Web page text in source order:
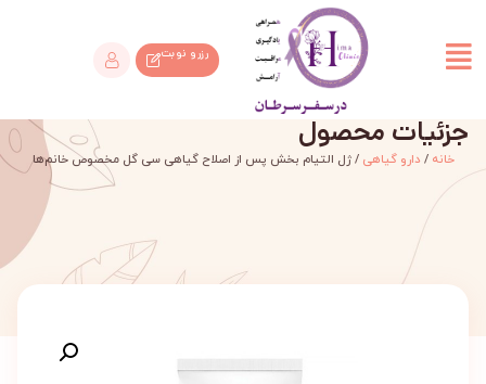
رزرو نوبت
جزئیات محصول
خانه / دارو گیاهی / ژل التیام بخش پس از اصلاح گیاهی سی گل مخصوص خانم‌ها